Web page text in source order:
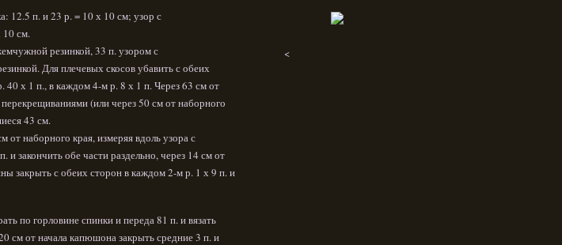
12.5 п. и 23 р. = 10 х 10 см; узор с
10 см.
резинкой, 33 п. узором с
Для плечевых скосов убавить с обеих
40 х 1 п., в каждом 4-м р. 8 х 1 п. Через 63 см от
(или через 50 см от наборного
43 см.
от наборного края, измеряя вдоль узора с
закончить обе части раздельно, через 14 см от
закрыть с обеих сторон в каждом 2-м р. 1 х 9 п. и
по горловине спинки и переда 81 п. и вязать
см от начала капюшона закрыть средние 3 п. и
<